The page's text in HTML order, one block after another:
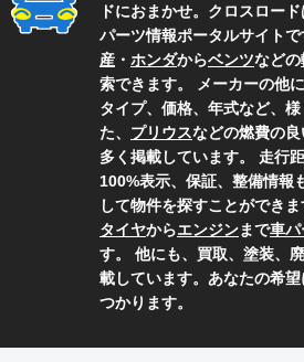
ドにおまかせ。クロスロー
パーツ情報ポータルサイトで
産 ・ ホンダからベンツなどの
索できます。 メーカーの他
タイプ、価格、年式など、
た、 プリウスなどの燃費の
多く掲載しています。 走行
100%表示、保証、整備情報
して物件を探すことができま
タイヤからエンジンまで車パ
す。 他にも、買取、塗装、
載しています。あなたの希
つかります。